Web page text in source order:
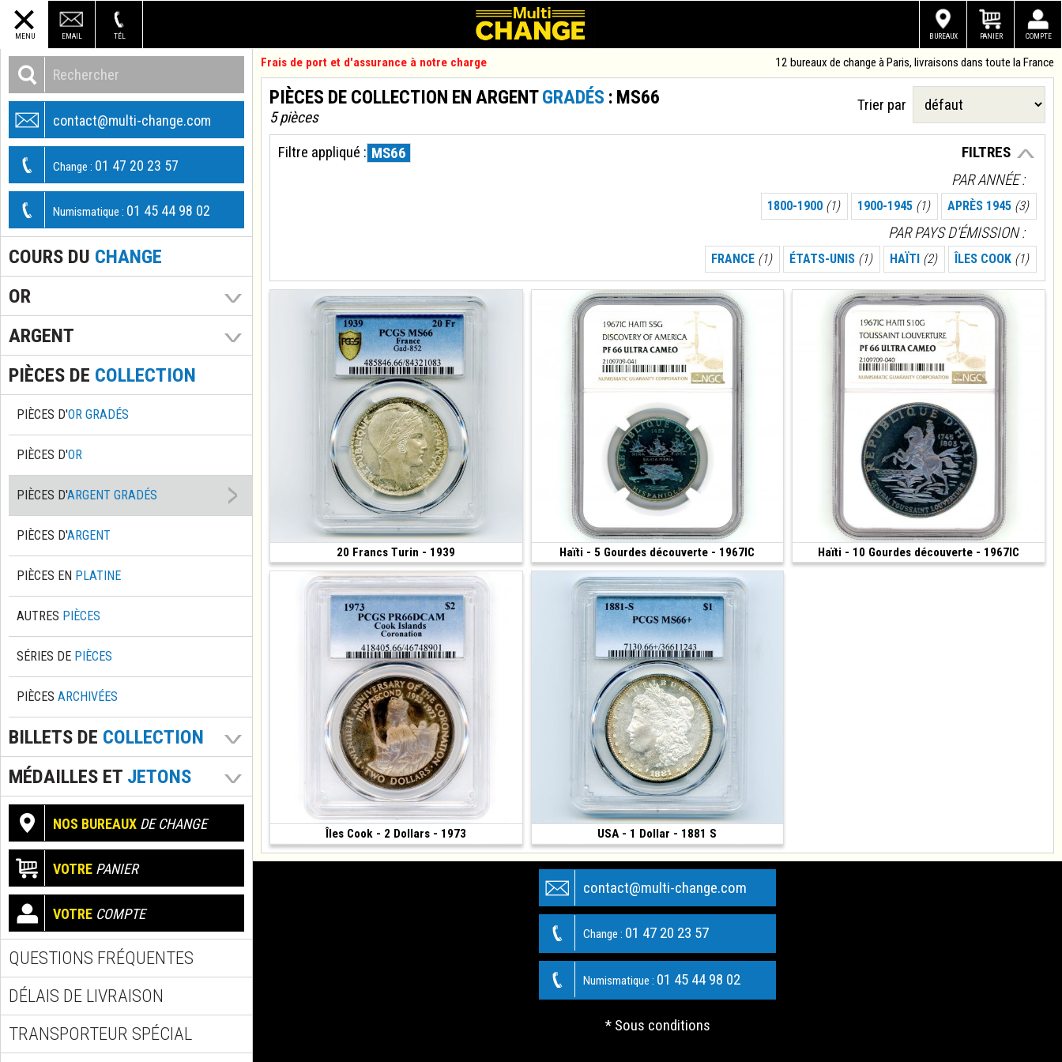
MENU EMAIL TÉL COMPTE
PANIER
BUREAUX
contact@multi-change.com
Change : 01 47 20 23 57
Numismatique : 01 45 44 98 02
COURS DU CHANGE
OR
ARGENT
PIÈCES DE COLLECTION
PIÈCES D'OR GRADÉS
PIÈCES D'OR
PIÈCES D'ARGENT GRADÉS
PIÈCES D'ARGENT
PIÈCES EN PLATINE
AUTRES PIÈCES
SÉRIES DE PIÈCES
PIÈCES ARCHIVÉES
BILLETS DE COLLECTION
MÉDAILLES ET JETONS
NOS BUREAUX DE CHANGE
VOTRE PANIER
VOTRE COMPTE
QUESTIONS FRÉQUENTES
DÉLAIS DE LIVRAISON
TRANSPORTEUR SPÉCIAL
Frais de port et d'assurance à notre charge 12 bureaux de change à Paris, livraisons dans toute la France
PIÈCES DE COLLECTION EN ARGENTGRADÉS : MS66
5 pièces
Trier par
FILTRES
Filtre appliqué : MS66
PAR ANNÉE
1800-1900 (1) 1900-1945 (1) APRÈS 1945 (3)
PAR PAYS D'ÉMISSION
FRANCE (1) ÉTATS-UNIS (1) HAÏTI (2) ÎLES COOK (1)
20 Francs Turin - 1939
(1939 • Paris • 20.00 g • 35 mm) Haïti - 5 Gourdes découverte - 1967IC250 €
(1967 • 23.52 g • 30 mm) Haïti - 10 Gourdes découverte - 1967IC280 €
(1967 • 47.05 g • 40 mm)
Îles Cook - 2 Dollars - 1973
(1973 • 25.70 g • 38.61 mm) USA - 1 Dollar - 1881 S
(1881 • San Francisco • 26.73 g • 38.1 mm)
contact@multi-change.com
Change : 01 47 20 23 57
Numismatique : 01 45 44 98 02
* Sous conditions